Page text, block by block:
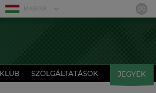
MAGYAR
KLUB SZOLGÁLTATÁSOK JEGYEK